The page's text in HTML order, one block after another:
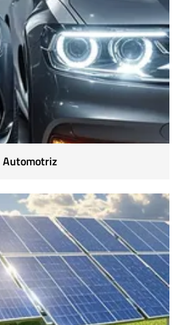
Automotriz